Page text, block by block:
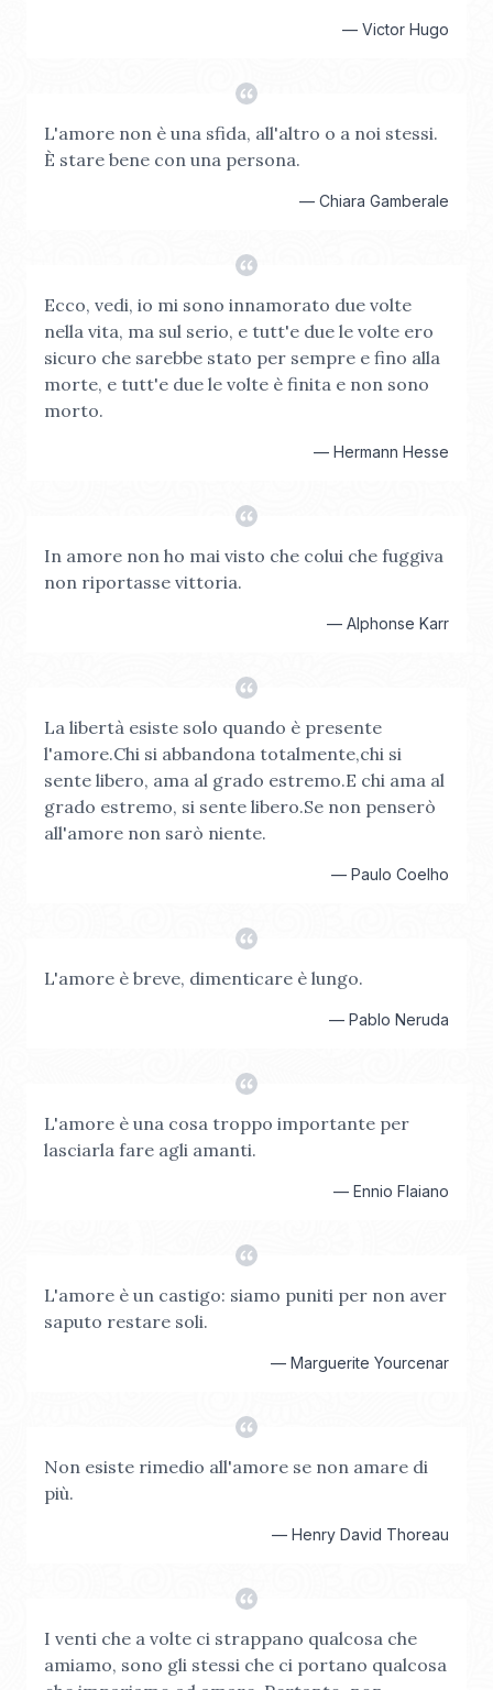
— Victor Hugo
L'amore non è una sfida, all'altro o a noi stessi.
È stare bene con una persona.
— Chiara Gamberale
Ecco, vedi, io mi sono innamorato due volte
nella vita, ma sul serio, e tutt'e due le volte ero
sicuro che sarebbe stato per sempre e fino alla
morte, e tutt'e due le volte è finita e non sono
morto.
— Hermann Hesse
In amore non ho mai visto che colui che fuggiva
non riportasse vittoria.
— Alphonse Karr
La libertà esiste solo quando è presente
l'amore.Chi si abbandona totalmente,chi si
sente libero, ama al grado estremo.E chi ama al
grado estremo, si sente libero.Se non penserò
all'amore non sarò niente.
— Paulo Coelho
L'amore è breve, dimenticare è lungo.
— Pablo Neruda
L'amore è una cosa troppo importante per
lasciarla fare agli amanti.
— Ennio Flaiano
L'amore è un castigo: siamo puniti per non aver
saputo restare soli.
— Marguerite Yourcenar
Non esiste rimedio all'amore se non amare di
più.
— Henry David Thoreau
I venti che a volte ci strappano qualcosa che
amiamo, sono gli stessi che ci portano qualcosa